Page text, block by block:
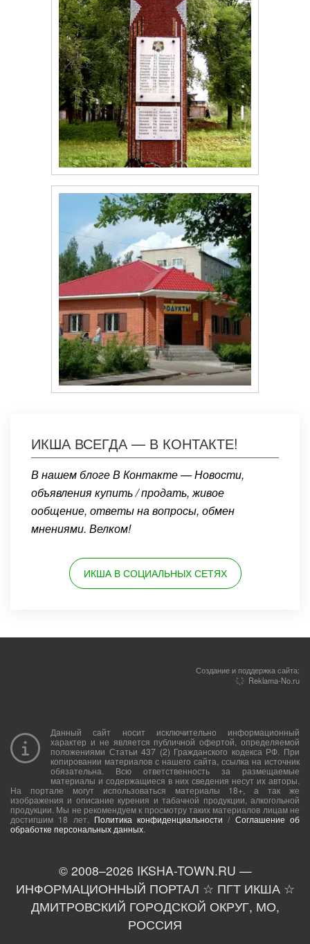
ИКША ВСЕГДА — В КОНТАКТЕ!
В нашем блоге В Контакте — Новости,
объявления купить / продать, живое
ообщение, ответы на вопросы, обмен
мнениями. Велком!
ИКША В СОЦИАЛЬНЫХ СЕТЯХ
Создание и поддержка сайта:
Reklama-No.ru
Данный сайт носит исключительно информационный
характер и не является публичной офертой, определяемой
положениями Статьи 437 (2) Гражданского кодекса РФ. При
копировании материалов с нашего сайта, ссылка на источник
обязательна. Всю ответственность за размещаемые
материалы и содержащиеся в них сведения несут их авторы.
На портале могут использоваться материалы 18+, а так же
изображения и описание курения и табачной продукции, алкогольной
продукции. Мы не рекомендуем к просмотру таких материалов лицам не
достигшим 18 лет. Политика конфиденциальности / Соглашение об
обработке персональных данных.
© 2008–2026 IKSHA-TOWN.RU —
ИНФОРМАЦИОННЫЙ ПОРТАЛ ☆ ПГТ ИКША ☆
ДМИТРОВСКИЙ ГОРОДСКОЙ ОКРУГ, МО,
РОССИЯ